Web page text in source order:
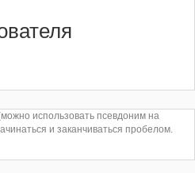
использовать псевдоним на
и заканчиваться пробелом.